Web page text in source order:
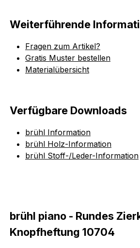
Weiterführende
Fragen zum Artikel?
Gratis Muster bestellen
Materialübersicht
Verfügbare Downloads
brühl Information
brühl Holz-Information
brühl Stoff-/Leder-Information
brühl piano - Rundes
Knopfheftung 10704